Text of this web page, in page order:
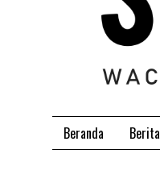
Beranda Berita